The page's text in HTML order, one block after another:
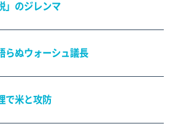
」のジレンマ
らぬウォーシュ議長
で米と攻防